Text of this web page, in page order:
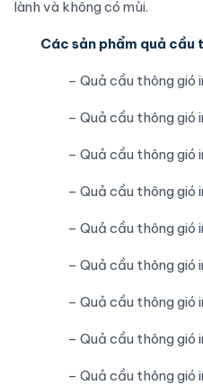
lành và không có mùi.
Các sản phẩm quả cầu
– Quả cầu thông gió
– Quả cầu thông gió
– Quả cầu thông gió
– Quả cầu thông gió
– Quả cầu thông gió
– Quả cầu thông gió
– Quả cầu thông gió
– Quả cầu thông gió
– Quả cầu thông gió